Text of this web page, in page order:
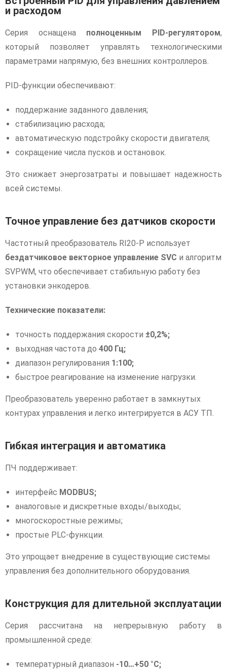
и расходом
Серия оснащена полноценным PID-регулятором,
который позволяет управлять технологическими
параметрами напрямую, без внешних контроллеров.
PID-функции обеспечивают:
поддержание заданного давления;
стабилизацию расхода;
автоматическую подстройку скорости двигателя;
сокращение числа пусков и остановок.
Это снижает энергозатраты и повышает надежность
всей системы.
Точное управление без датчиков скорости
Частотный преобразователь RI20-P использует
бездатчиковое векторное управление SVC и алгоритм
SVPWM, что обеспечивает стабильную работу без
установки энкодеров.
Технические показатели:
точность поддержания скорости ±0,2%;
выходная частота до 400 Гц;
диапазон регулирования 1:100;
быстрое реагирование на изменение нагрузки.
Преобразователь уверенно работает в замкнутых
контурах управления и легко интегрируется в АСУ ТП.
Гибкая интеграция и автоматика
ПЧ поддерживает:
интерфейс MODBUS;
аналоговые и дискретные входы/выходы;
многоскоростные режимы;
простые PLC-функции.
Это упрощает внедрение в существующие системы
управления без дополнительного оборудования.
Конструкция для длительной эксплуатации
Серия рассчитана на непрерывную работу в
промышленной среде:
температурный диапазон -10…+50 °C;